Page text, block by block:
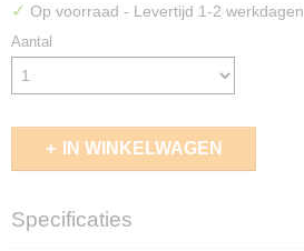
✓ Op voorraad - Levertijd 1-2 werkdagen
Aantal
IN WINKELWAGEN
Specificaties